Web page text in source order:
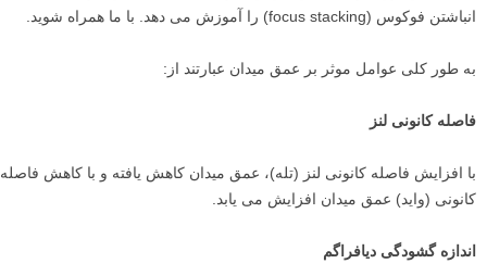
انباشتن فوکوس (focus stacking) را آموزش می دهد. با ما همراه شوید.
به طور کلی عوامل موثر بر عمق میدان عبارتند از:
فاصله کانونی لنز
با افزایش فاصله کانونی لنز (تله)، عمق میدان کاهش یافته و با کاهش فاصله
کانونی (واید) عمق میدان افزایش می یابد.
اندازه گشودگی دیافراگم